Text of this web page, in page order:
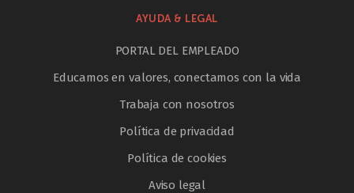
AYUDA & LEGAL
PORTAL DEL EMPLEADO
Educamos en valores, conectamos con la vida
Trabaja con nosotros
Política de privacidad
Política de cookies
Aviso legal